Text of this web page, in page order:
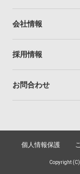
Mobile
私たちのドコモ
For
法人向けソリュ
Social
銀行代理業
社会課題に向
ニュースリリ
トピック
お知らせ
会社情報
会社情報トップ
経営方針
企業理念
サステナビ
社会への価値
採用情報
お問合わせ
個人情報保護
Copyright